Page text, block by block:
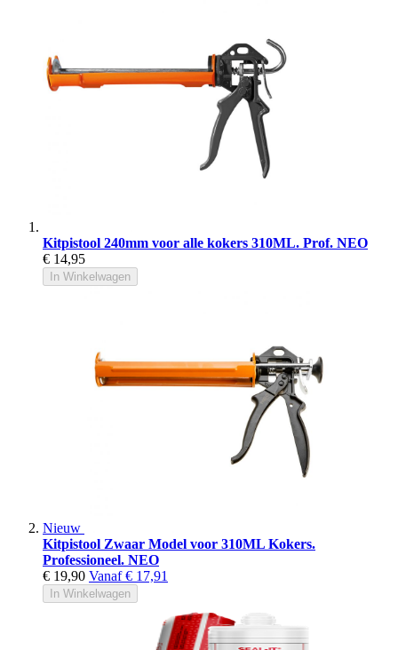
Kitpistool 240mm voor alle kokers 310ML. Prof. NEO
€ 14,95
In Winkelwagen
Nieuw
Kitpistool Zwaar Model voor 310ML Kokers.
Professioneel. NEO
€ 19,90 Vanaf € 17,91
In Winkelwagen